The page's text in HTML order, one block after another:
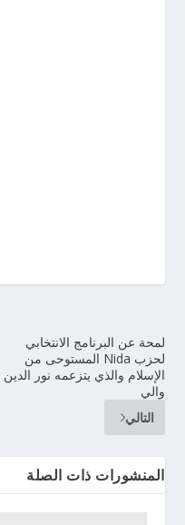
لمحة عن البرنامج الانتخابي
لحزب Nida المستوحى من
الإسلام والذي يتزعمه نور الدين
والي
التالي
المنشورات ذات الصلة